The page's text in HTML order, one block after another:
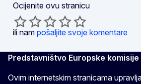
Ocijenite ovu stranicu
ili nam pošaljite svoje komentare
Predstavništvo Europske
Ovim internetskim stranicama